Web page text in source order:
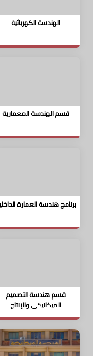
الهندسة الكهربائية
قسم الهندسة المعمارية
برنامج هندسة العمارة
قسم هندسة التصميم
الميكانيكى والإنتاج